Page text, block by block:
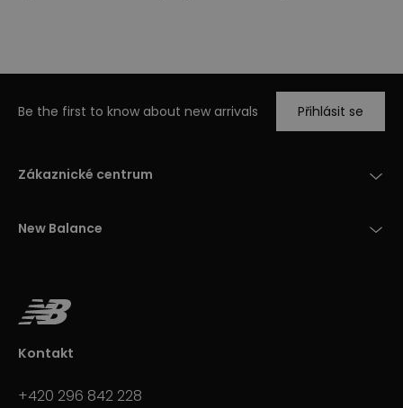
Be the first to know about new arrivals Přihlásit se
Zákaznické centrum
New Balance
Kontakt
+420 296 842 228